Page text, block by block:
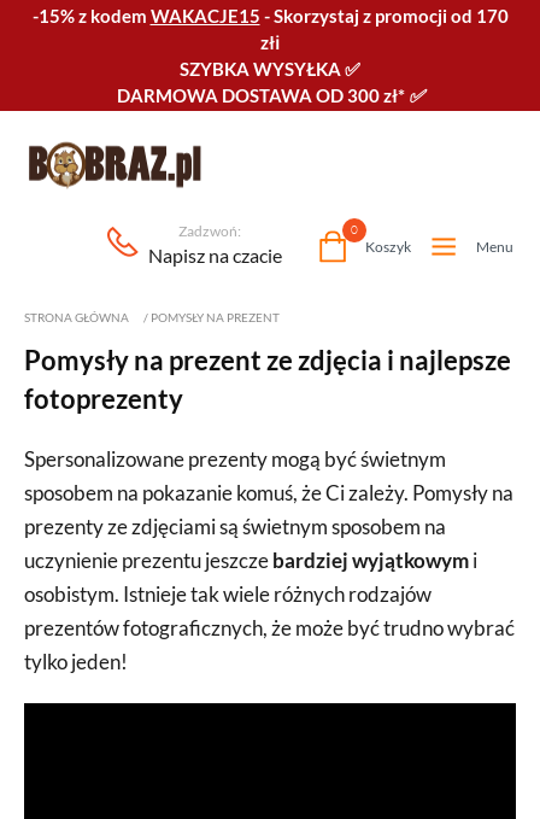
-15% z kodem WAKACJE15 -Skorzystaj z promocji od 170
złℹ️
SZYBKA WYSYŁKA ✅
DARMOWA DOSTAWA OD 300 zł* ✅
Zadzwoń:
Napisz na czacie Koszyk
0
Menu
STRONA GŁÓWNA / POMYSŁY NA PREZENT
Pomysły na prezent ze zdjęcia i najlepsze
fotoprezenty
Spersonalizowane prezenty mogą być świetnym
sposobem na pokazanie komuś, że Ci zależy. Pomysły na
prezenty ze zdjęciami są świetnym sposobem na
uczynienie prezentu jeszczebardziej wyjątkowymi
osobistym. Istnieje tak wiele różnych rodzajów
prezentów fotograficznych, że może być trudno wybrać
tylko jeden!